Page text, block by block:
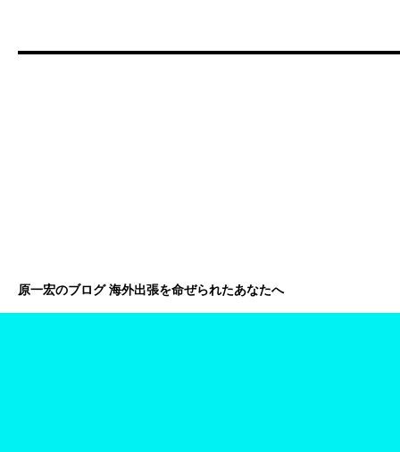
原一宏のブログ 海外出張を命ぜられたあなたへ